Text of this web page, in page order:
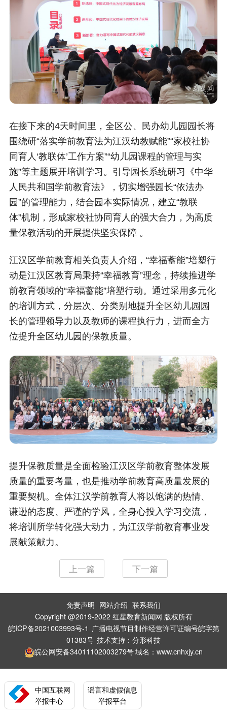
在接下来的4天时间里，全区公、民办幼儿园园长将
围绕研“落实学前教育法为江汉幼教赋能”“家校社协
同育人‘教联体’工作方案”“幼儿园课程的管理与实
施”等主题展开培训学习。引导园长系统研习《中华
人民共和国学前教育法》，切实增强园长“依法办
园”的管理能力，结合园本实际情况，建立“教联
体”机制，形成家校社协同育人的强大合力，为高质
量保教活动的开展提供坚实保障 。
江汉区学前教育相关负责人介绍，“幸福蓄能”培塑行
动是江汉区教育局秉持“幸福教育”理念，持续推进学
前教育领域的“幸福蓄能”培塑行动。通过采用多元化
的培训方式，分层次、分类别地提升全区幼儿园园
长的管理领导力以及教师的课程执行力，进而全方
位提升全区幼儿园的保教质量。
提升保教质量是全面检验江汉区学前教育整体发展
质量的重要考量，也是推动学前教育高质量发展的
重要契机。全体江汉学前教育人将以饱满的热情、
谦逊的态度、严谨的学风，全身心投入学习交流，
将培训所学转化强大动力，为江汉学前教育事业发
展献策献力。
上一篇 下一篇
免责声明 网站介绍 联系我们
Copyright @2019-2022 红星教育新闻网 版权所有
皖ICP备2021003993号-1 广播电视节目制作经营许可证编号皖字第
01383号 技术支持： 分形科技
皖公网安备34011102003279号域名：www.cnhxjy.cn
中国互联网
举报中心
谣言和虚假信息
举报平台